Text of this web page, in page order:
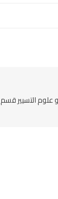
علوم التسيير قسم